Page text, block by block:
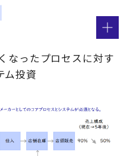
なったプロセスに対す
ム投資